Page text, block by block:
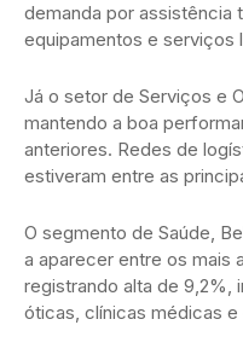
demanda por assistência
equipamentos e serviços
Já o setor de Serviços e
mantendo a boa
anteriores. Redes de
estiveram entre as
O segmento de Saúde,
a aparecer entre os mais
registrando alta de 9,2%,
óticas, clínicas médicas